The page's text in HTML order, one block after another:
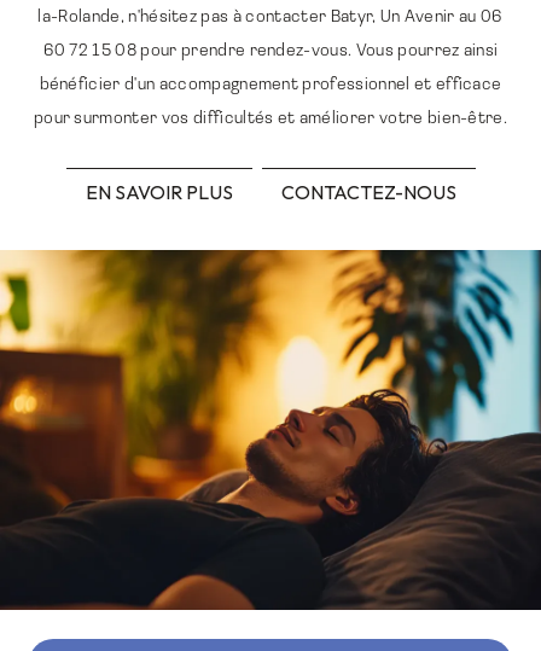
la-Rolande, n'hésitez pas à contacter Batyr, Un Avenir au 06
60 72 15 08 pour prendre rendez-vous. Vous pourrez ainsi
bénéficier d'un accompagnement professionnel et efficace
pour surmonter vos difficultés et améliorer votre bien-être.
EN SAVOIR PLUS CONTACTEZ-NOUS